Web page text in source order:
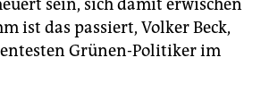
sein, sich damit erwischen
ist das passiert, Volker Beck,
Grünen-Politiker im